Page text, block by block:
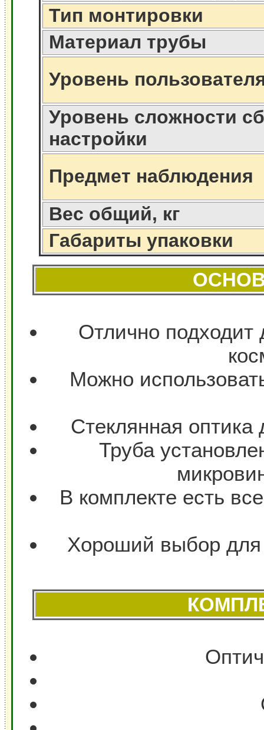
Тип монтировки
Материал трубы
Уровень
Уровень сложности
настройки
Предмет наблюдения
Вес общий, кг
Габариты упаковки
Отлично подходит
Можно
Стеклянная
Труба
В комплекте есть
Хороший выбор для